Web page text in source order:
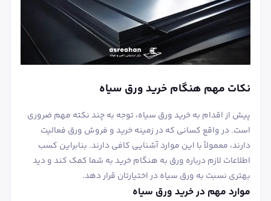
نکات مهم هنگام خرید ورق سیاه
پیش از اقدام به خرید ورق سیاه، توجه به چند نکته مهم ضروری
است. در واقع کسانی که در زمینه خرید و فروش ورق فعالیت
دارند، معمولاً با این موارد آشنایی کافی دارند. بنابراین کسب
اطلاعات لازم درباره ورق به هنگام خرید به شما کمک کند و دید
بهتری نسبت به ورق سیاه در اختیارتان قرار دهد.
موارد مهم در خرید ورق سیاه